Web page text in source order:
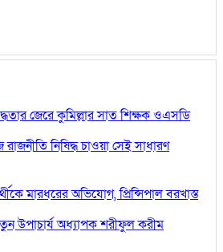
জেরে কুমিল্লার সাত শিক্ষক ওএসডি
রাজনীতি নিষিদ্ধ চাওয়া সেই সাধারণ
মারধরের অভিযোগ, প্রিন্সিপাল বরখাস্ত
উপাচার্য অধ্যাপক শরীফুল করীম